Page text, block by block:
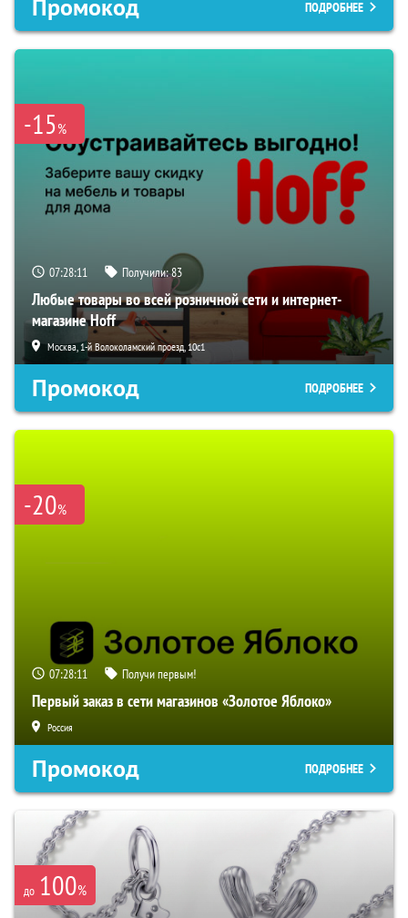
Промокод ПОДРОБНЕЕ
-15%
07:28:10 Получили:83
Любые товары во всей розничной сети и интернет-
магазине Hoff
Москва, 1-й Волоколамский проезд, 10с1
Промокод ПОДРОБНЕЕ
-20%
07:28:10 Получи первым!
Первый заказ в сети магазинов «Золотое Яблоко»
Россия
Промокод ПОДРОБНЕЕ
до 100%